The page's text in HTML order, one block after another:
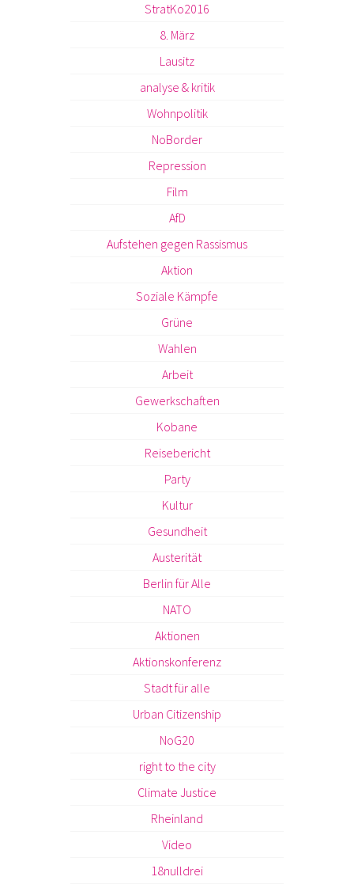
StratKo2016
8. März
Lausitz
analyse & kritik
Wohnpolitik
NoBorder
Repression
Film
AfD
Aufstehen gegen Rassismus
Aktion
Soziale Kämpfe
Grüne
Wahlen
Arbeit
Gewerkschaften
Kobane
Reisebericht
Party
Kultur
Gesundheit
Austerität
Berlin für Alle
NATO
Aktionen
Aktionskonferenz
Stadt für alle
Urban Citizenship
NoG20
right to the city
Climate Justice
Rheinland
Video
18nulldrei